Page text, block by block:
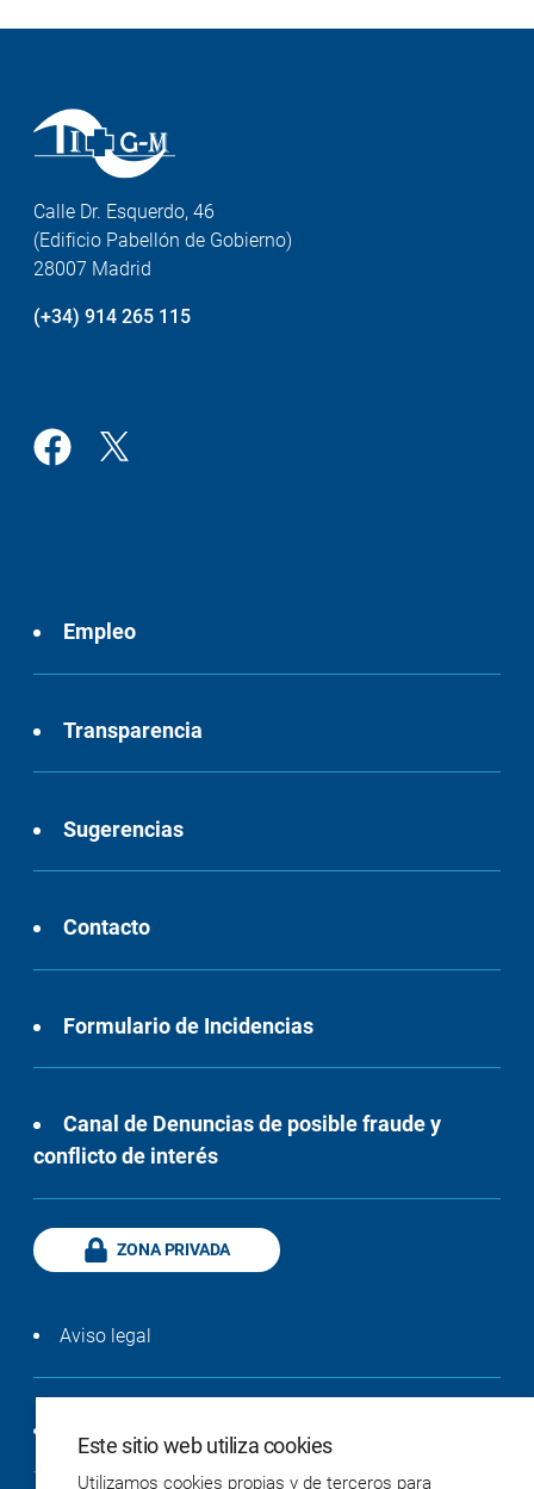
Calle Dr. Esquerdo, 46
(Edificio Pabellón de Gobierno)
28007 Madrid
(+34) 914 265 115
Empleo
Transparencia
Sugerencias
Contacto
Formulario de Incidencias
Canal de Denuncias de posible fraude y
conflicto de interés
ZONA PRIVADA
Aviso legal
Política de privacidad
Este sitio web utiliza cookies
Utilizamos cookies propias y de terceros para